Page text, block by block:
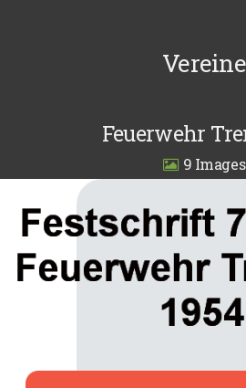
Vereine
Feuerwehr
9